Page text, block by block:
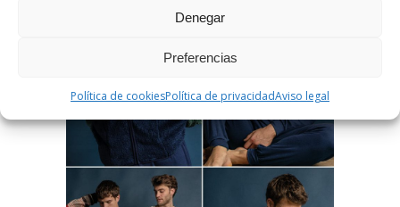
Denegar
Preferencias
Política de cookiesPolítica de privacidadAviso legal